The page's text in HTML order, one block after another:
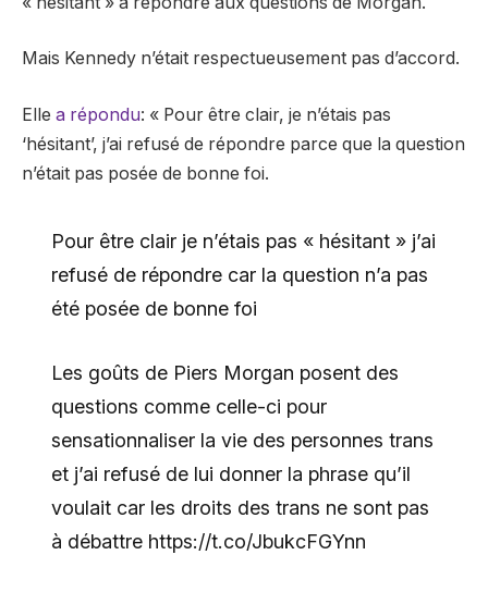
Mais Kennedy n’était respectueusement pas d’accord.
Elle a répondu: « Pour être clair, je n’étais pas
‘hésitant’, j’ai refusé de répondre parce que la question
n’était pas posée de bonne foi.
Pour être clair je n’étais pas « hésitant » j’ai
refusé de répondre car la question n’a pas
été posée de bonne foi
Les goûts de Piers Morgan posent des
questions comme celle-ci pour
sensationnaliser la vie des personnes trans
et j’ai refusé de lui donner la phrase qu’il
voulait car les droits des trans ne sont pas
à débattre https://t.co/JbukcFGYnn